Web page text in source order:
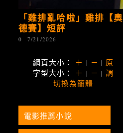
「雞排亂哈啦」雞排【奧
德賽】短評
0 7/21/2026
網頁大小： ＋ | － | 原
字型大小： ＋ | － |調
切換為簡體
電影推薦小說